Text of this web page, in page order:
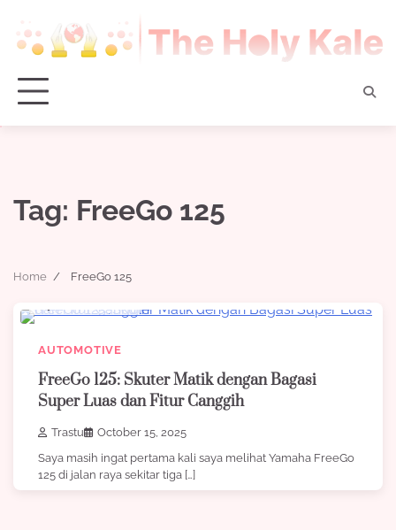
content
Tag: FreeGo 125
Home FreeGo 125
AUTOMOTIVE
FreeGo 125: Skuter Matik dengan Bagasi
Super Luas dan Fitur Canggih
Trastu
October 15, 2025
Saya masih ingat pertama kali saya melihat Yamaha FreeGo
125 di jalan raya sekitar tiga […]